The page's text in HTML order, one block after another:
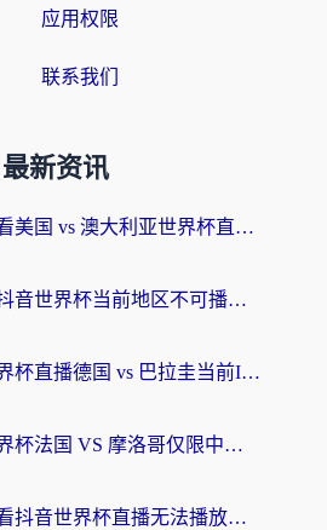
应用权限
联系我们
最新资讯
在国外怎么看美国 vs 澳大利亚世界杯直播？海外党必藏的中文解说观赛指南
在加拿大看抖音世界杯当前地区不可播放？海外党体育观赛终极指南
在海外看世界杯直播德国 vs 巴拉圭当前IP受限制？这篇指南帮你轻松解决地区限制
在国外看世界杯法国 VS 摩洛哥仅限中国大陆？别让地域限制拦下你的欢呼
在澳大利亚看抖音世界杯直播无法播放？海外党体育观赛终极指南来了！